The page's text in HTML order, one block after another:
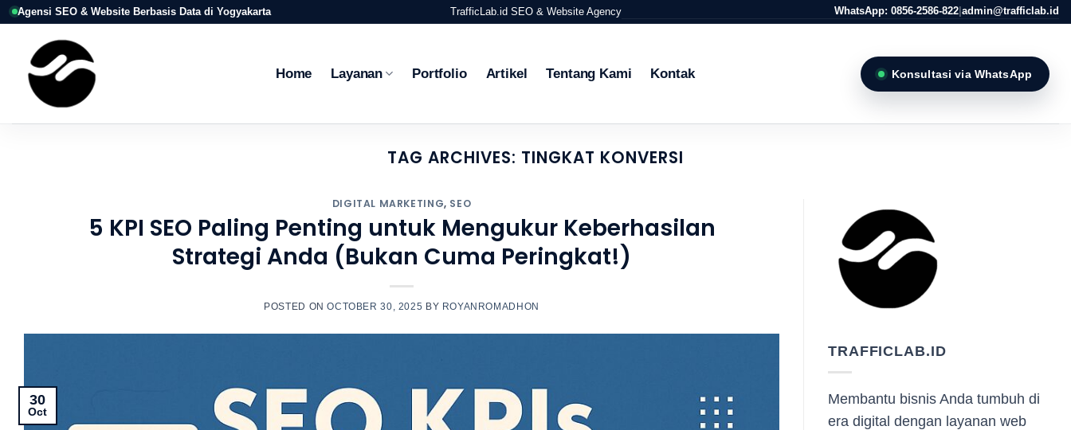
Skip
content
Agensi SEO & Website Berbasis Data di Yogyakarta TrafficLab.id SEO & Website Agency WhatsApp: 0856-2586-822 admin@trafficlab.id
Home Layanan Portfolio Artikel Tentang Kami Kontak Konsultasi via WhatsApp
TAG ARCHIVES: TINGKAT KONVERSI
DIGITAL MARKETING, SEO
5 KPI SEO Paling Penting untuk Mengukur Keberhasilan
Strategi Anda (Bukan Cuma Peringkat!)
POSTED ONOCTOBER 30, 2025 BY ROYANROMADHON
30
Oct
TRAFFICLAB.ID
Membantu bisnis Anda tumbuh di
era digital dengan layanan web